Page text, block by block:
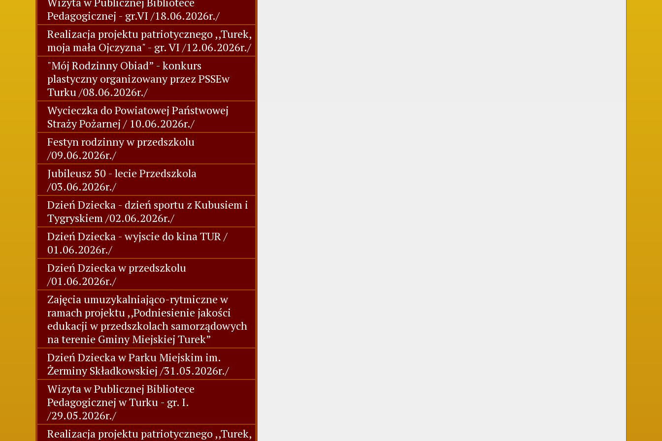
Pedagogicznej - gr.VI /18.06.2026r./
Realizacja projektu patriotycznego ,,Turek,
moja mała Ojczyzna" - gr. VI /12.06.2026r./
"Mój Rodzinny Obiad” - konkurs
plastyczny organizowany przez PSSEw
Turku /08.06.2026r./
Wycieczka do Powiatowej Państwowej
Straży Pożarnej / 10.06.2026r./
Festyn rodzinny w przedszkolu
/09.06.2026r./
Jubileusz 50 - lecie Przedszkola
/03.06.2026r./
Dzień Dziecka - dzień sportu z Kubusiem i
Tygryskiem /02.06.2026r./
Dzień Dziecka - wyjscie do kina TUR /
01.06.2026r./
Dzień Dziecka w przedszkolu
/01.06.2026r./
Zajęcia umuzykalniająco-rytmiczne w
ramach projektu ,,Podniesienie jakości
edukacji w przedszkolach samorządowych
na terenie Gminy Miejskiej Turek”
Dzień Dziecka w Parku Miejskim im.
Żerminy Składkowskiej /31.05.2026r./
Wizyta w Publicznej Bibliotece
Pedagogicznej w Turku - gr. I.
/29.05.2026r./
Realizacja projektu patriotycznego ,,Turek,